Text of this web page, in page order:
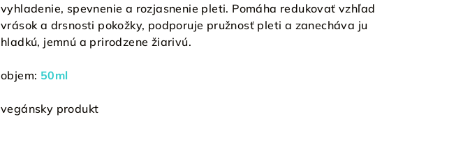
vyhladenie, spevnenie a rozjasnenie pleti. Pomáha redukovať vzhľad
vrások a drsnosti pokožky, podporuje pružnosť pleti a zanecháva ju
hladkú, jemnú a prirodzene žiarivú.
objem: 50ml
vegánsky produkt